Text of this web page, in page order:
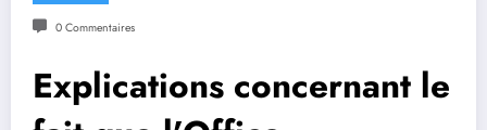
0 Commentaires
Explications concernant le